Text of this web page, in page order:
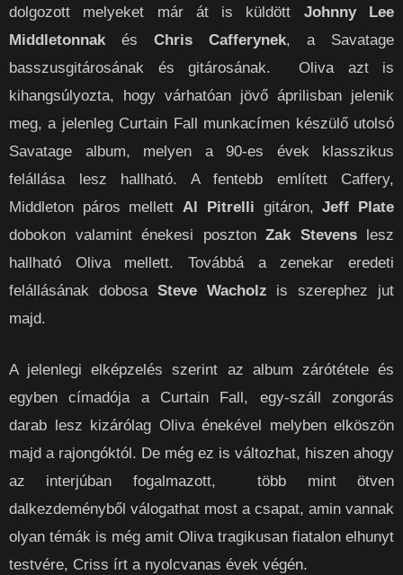
dolgozott melyeket már át is küldött Johnny Lee
Middletonnakés Chris Cafferynek, a Savatage
basszusgitárosának és gitárosának. Oliva azt is
kihangsúlyozta, hogy várhatóan jövő áprilisban jelenik
meg, a jelenleg Curtain Fall munkacímen készülő utolsó
Savatage album, melyen a 90-es évek klasszikus
felállása lesz hallható. A fentebb említett Caffery,
Middleton páros mellettAl Pitrelli gitáron,Jeff Plate
dobokon valamint énekesi poszton Zak Stevenslesz
hallható Oliva mellett. Továbbá a zenekar eredeti
felállásának dobosa Steve Wacholz is szerephez jut
majd.
A jelenlegi elképzelés szerint az album zárótétele és
egyben címadója a Curtain Fall, egy-száll zongorás
darab lesz kizárólag Oliva énekével melyben elköszön
majd a rajongóktól. De még ez is változhat, hiszen ahogy
az interjúban fogalmazott, több mint ötven
dalkezdeményből válogathat most a csapat, amin vannak
olyan témák is még amit Oliva tragikusan fiatalon elhunyt
testvére, Criss írt a nyolcvanas évek végén.